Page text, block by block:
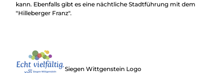
kann. Ebenfalls gibt es eine nächtliche Stadtführung mit dem
"Hilleberger Franz".
Siegen Wittgenstein Logo